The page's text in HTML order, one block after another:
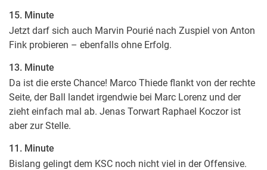
15. Minute
Jetzt darf sich auch Marvin Pourié nach Zuspiel von Anton
Fink probieren – ebenfalls ohne Erfolg.
13. Minute
Da ist die erste Chance! Marco Thiede flankt von der rechte
Seite, der Ball landet irgendwie bei Marc Lorenz und der
zieht einfach mal ab. Jenas Torwart Raphael Koczor ist
aber zur Stelle.
11. Minute
Bislang gelingt dem KSC noch nicht viel in der Offensive.